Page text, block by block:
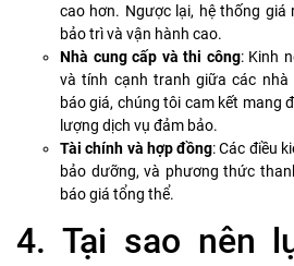
cao hơn. Ngược lại, hệ thống giá
bảo trì và vận hành cao.
Nhà cung cấp và thi công: Kinh
và tính cạnh tranh giữa các nhà
báo giá, chúng tôi cam kết mang
lượng dịch vụ đảm bảo.
Tài chính và hợp đồng: Các điều
bảo dưỡng, và phương thức
báo giá tổng thể.
4. Tại sao nên